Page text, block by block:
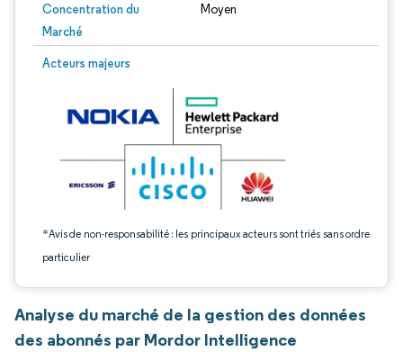
Concentration du
Marché
Moyen
Acteurs majeurs
*Avis de non-responsabilité : les principaux acteurs sont triés sans ordre
particulier
Image © Mordor Intelligence. La réutilisation nécessite une attribution sous CC
Analyse du marché de la gestion des données
des abonnés par Mordor Intelligence